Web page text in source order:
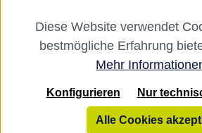
Die dentalkiosk.de Onlinehandelsplattform
an Zahnarztpraxen und zahntechnische
Verbraucher, Privatpersonen oder
an branchenfremde Unternehmen ist
dentalkiosk.de
Diese Website verwendet
bestmögliche Erfahrung
Mehr
Nur
Konfigurieren
Alle Cookies